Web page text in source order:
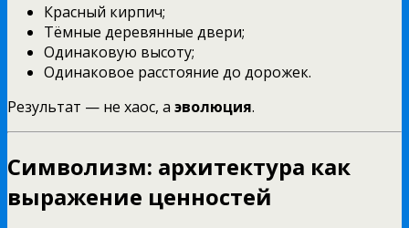
Красный кирпич;
Тёмные деревянные двери;
Одинаковую высоту;
Одинаковое расстояние до дорожек.
Результат — не хаос, а эволюция.
Символизм: архитектура как
выражение ценностей